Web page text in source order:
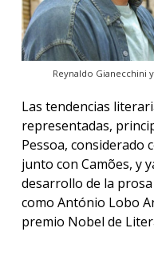
Reynaldo Gianecchini
Las tendencias
representadas,
Pessoa, considerado
junto con Camões, y
desarrollo de la
como António Lobo
premio Nobel de